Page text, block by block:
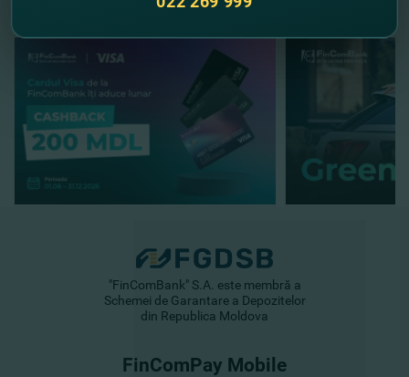
"FinComBank" S.A. este membră a
Schemei de Garantare a Depozitelor
din Republica Moldova
FinComPay Mobile